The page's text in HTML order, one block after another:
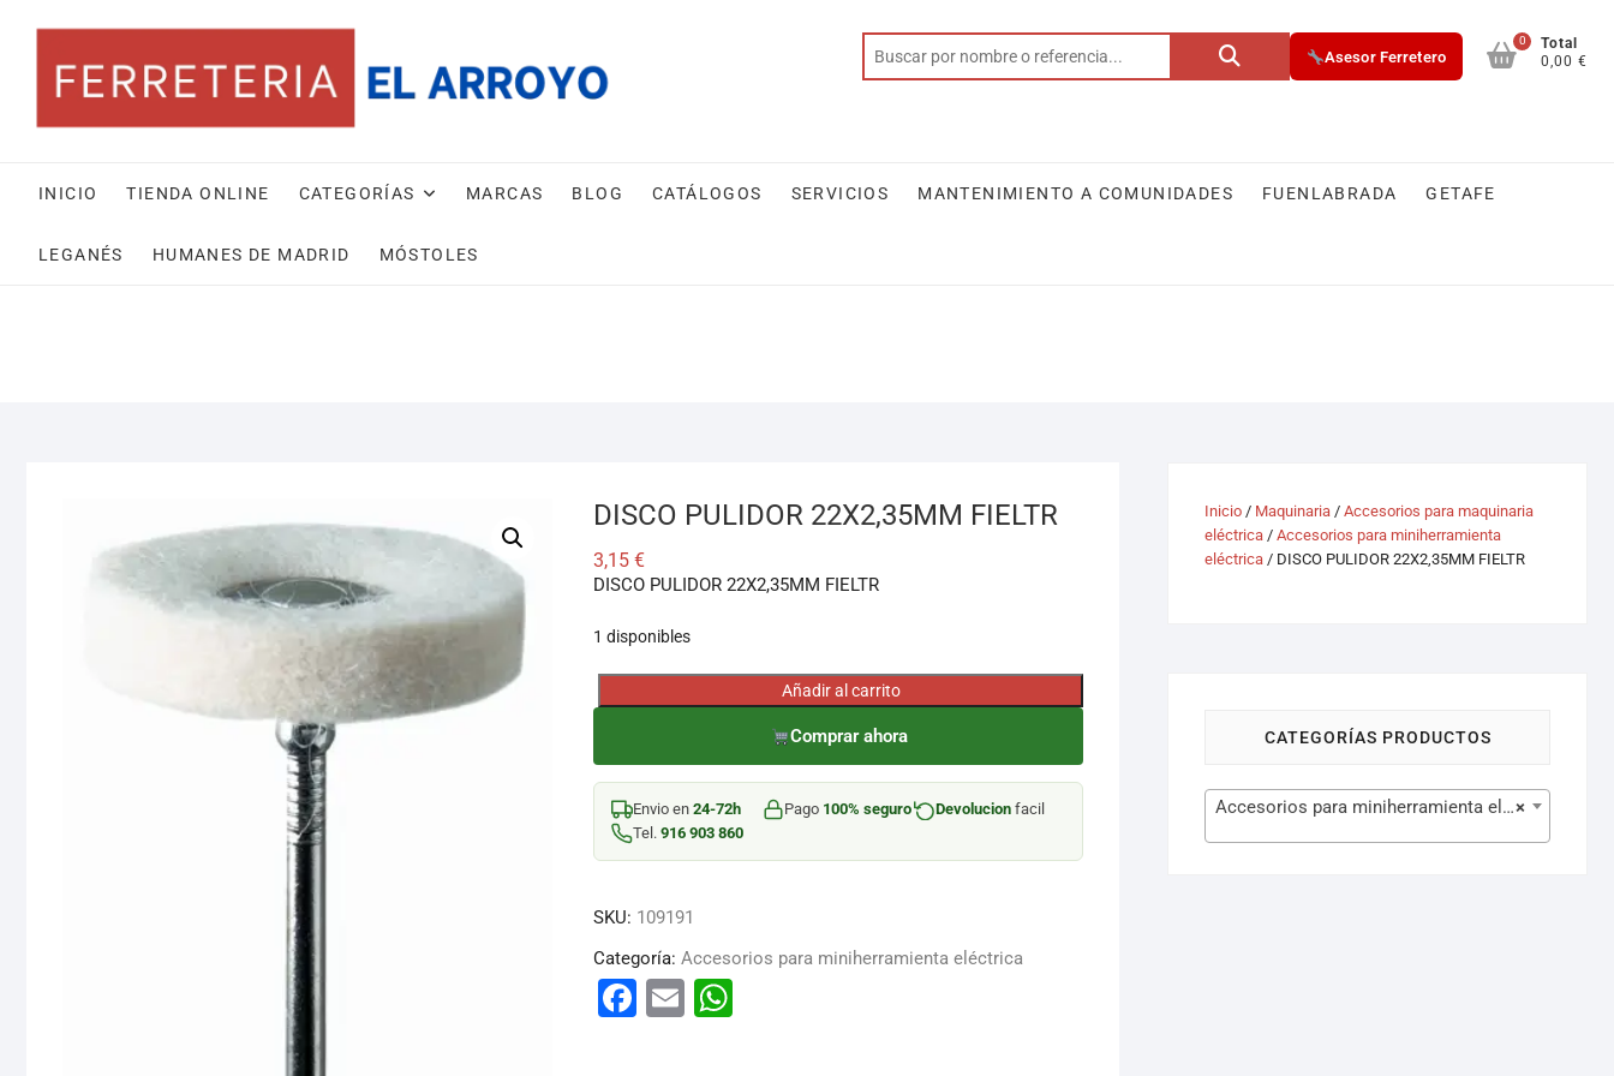
contenido
Buscar
Asesor Ferretero
0
Total
0,00 €
INICIO TIENDA ONLINE CATEGORÍAS MARCAS BLOG CATÁLOGOS SERVICIOS MANTENIMIENTO A COMUNIDADES FUENLABRADA GETAFE
LEGANÉS HUMANES DE MADRID MÓSTOLES
DISCO PULIDOR 22X2,35MM FIELTR
3,15 €
DISCO PULIDOR 22X2,35MM FIELTR
1 disponibles
DISCO
22X2,35MM
FIELTR
cantidad
Añadir al carrito
Comprar ahora
Envio en 24-72h Pago 100% seguro Devolucion facil
Tel. 916 903 860
SKU: 109191
Categoría: Accesorios para miniherramienta eléctrica
F
E
Inicio / Maquinaria / Accesorios para maquinaria
eléctrica / Accesorios para miniherramienta
eléctrica / DISCO PULIDOR 22X2,35MM FIELTR
CATEGORÍAS PRODUCTOS
×
Accesorios para miniherramienta eléctrica (77)